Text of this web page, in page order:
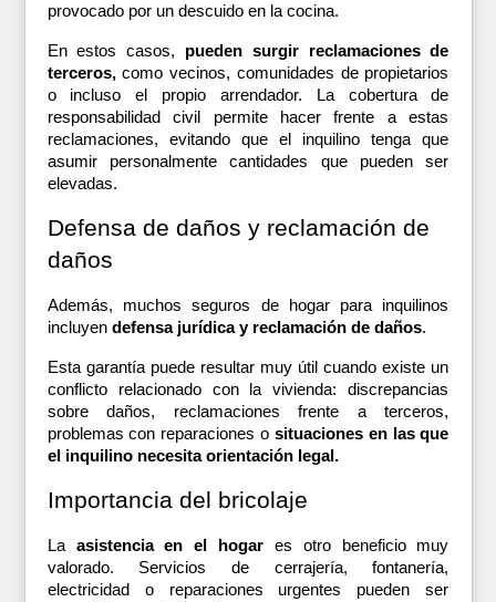
provocado por un descuido en la cocina.
En estos casos, pueden surgir reclamaciones de
terceros, como vecinos, comunidades de propietarios
o incluso el propio arrendador. La cobertura de
responsabilidad civil permite hacer frente a estas
reclamaciones, evitando que el inquilino tenga que
asumir personalmente cantidades que pueden ser
elevadas.
Defensa de daños y reclamación de
daños
Además, muchos seguros de hogar para inquilinos
incluyen defensa jurídica y reclamación de daños.
Esta garantía puede resultar muy útil cuando existe un
conflicto relacionado con la vivienda: discrepancias
sobre daños, reclamaciones frente a terceros,
problemas con reparaciones o situaciones en las que
el inquilino necesita orientación legal.
Importancia del bricolaje
La asistencia en el hogar es otro beneficio muy
valorado. Servicios de cerrajería, fontanería,
electricidad o reparaciones urgentes pueden ser